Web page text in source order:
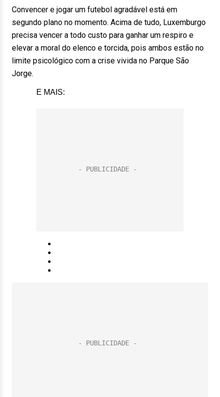
Convencer e jogar um futebol agradável está em
segundo plano no momento. Acima de tudo, Luxemburgo
precisa vencer a todo custo para ganhar um respiro e
elevar a moral do elenco e torcida, pois ambos estão no
limite psicológico com a crise vivida no Parque São
Jorge.
E MAIS: